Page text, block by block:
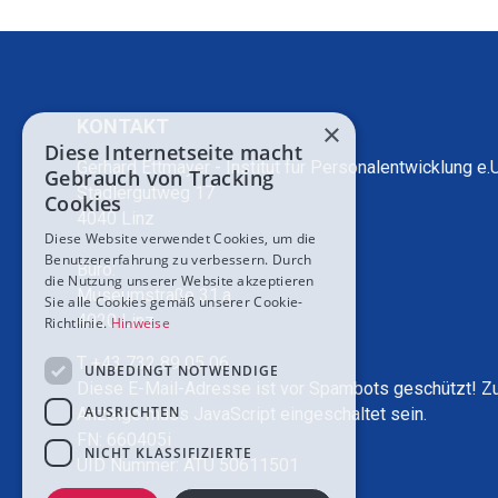
KONTAKT
Gerhard Ettmayer - Institut für Personalentwicklung
Stadlergutweg 17
Büro:
Museumstraße 31.a
4020 Linz
T +43 732 89 05 06
Diese E-Mail-Adresse ist vor Spambots geschützt!
Anzeige muss JavaScript eingeschaltet sein.
×
Diese Internetseite macht
Gebrauch von Tracking
Cookies
Diese Website verwendet Cookies, um die
Benutzererfahrung zu verbessern. Durch
die Nutzung unserer Website akzeptieren
Sie alle Cookies gemäß unserer Cookie-
Richtlinie. Hinweise
UNBEDINGT NOTWENDIGE
AUSRICHTEN
NICHT KLASSIFIZIERTE